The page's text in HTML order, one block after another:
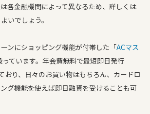
各金融機関によって異なるため、詳しくは
いでしょう。
ンにショッピング機能が付帯した「ACマス
っています。年会費無料で最短即日発行
おり、日々のお買い物はもちろん、カードロ
グ機能を使えば即日融資を受けることも可